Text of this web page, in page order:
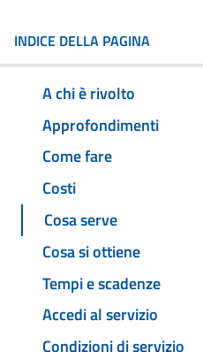
INDICE DELLA PAGINA
A chi è rivolto
Approfondimenti
Come fare
Costi
Cosa serve
Cosa si ottiene
Tempi e scadenze
Accedi al servizio
Condizioni di servizio